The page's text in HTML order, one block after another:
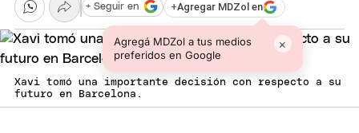
+Agregar MDZol en
Agregá MDZol a tus medios
preferidos en Google
×
+ Seguir en
Xavi tomó una importante decisión con respecto a su
futuro en Barcelona.